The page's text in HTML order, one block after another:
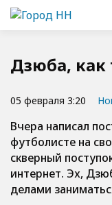
Дзюба, как
05 февраля 3:20
Вчера написал
футболисте на
скверный
интернет. Эх,
делами